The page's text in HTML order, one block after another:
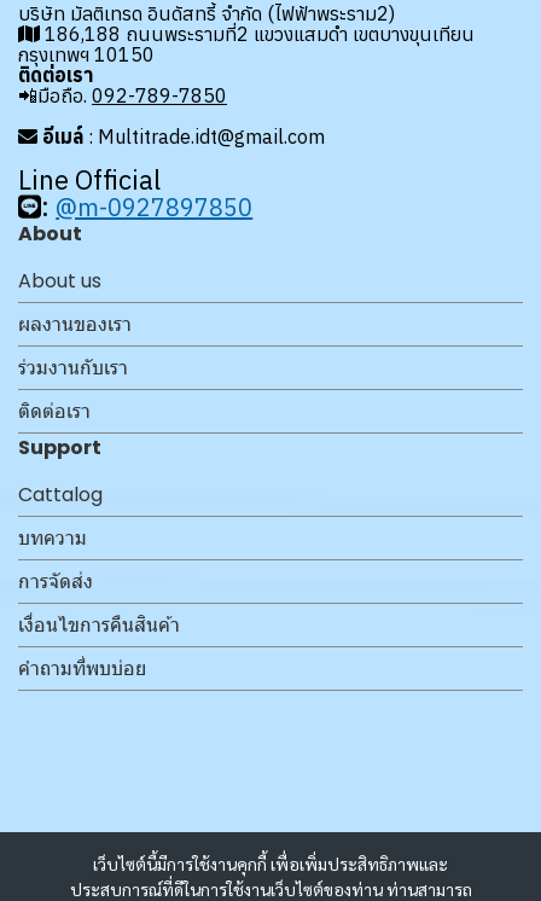
เว็บไซต์นี้มีการใช้งานคุกกี้ เพื่อเพิ่มประสิทธิภาพและ
ประสบการณ์ที่ดีในการใช้งานเว็บไซต์ของท่าน ท่านสามารถ
บริษัท มัลติเทรด อินดัสทรี้ จำกัด (ไฟฟ้าพระราม2)
186,188 ถนนพระรามที่2 แขวงแสมดำ เขตบางขุนเทียน
กรุงเทพฯ 10150
ติดต่อเรา
📲มือถือ. 092-789-7850
อีเมล์ : Multitrade.idt@gmail.com
Line Official
: @m-0927897850
About
About us
ผลงานของเรา
ร่วมงานกับเรา
ติดต่อเรา
Support
Cattalog
บทความ
การจัดส่ง
เงื่อนไขการคืนสินค้า
คำถามที่พบบ่อย